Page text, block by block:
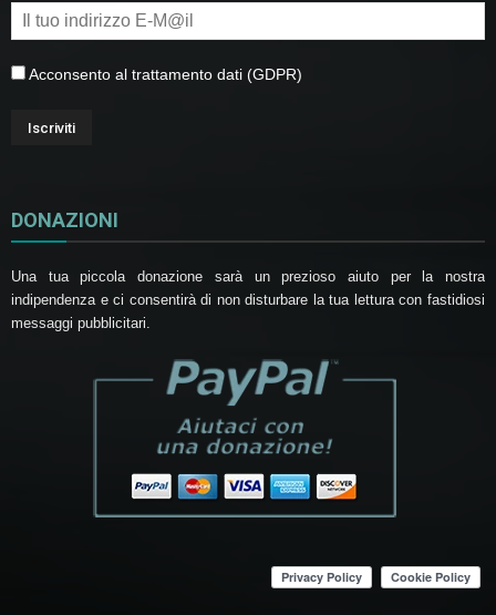
Acconsento al trattamento dati (GDPR)
DONAZIONI
Una tua piccola donazione sarà un prezioso aiuto per la nostra
indipendenza e ci consentirà di non disturbare la tua lettura con fastidiosi
messaggi pubblicitari.